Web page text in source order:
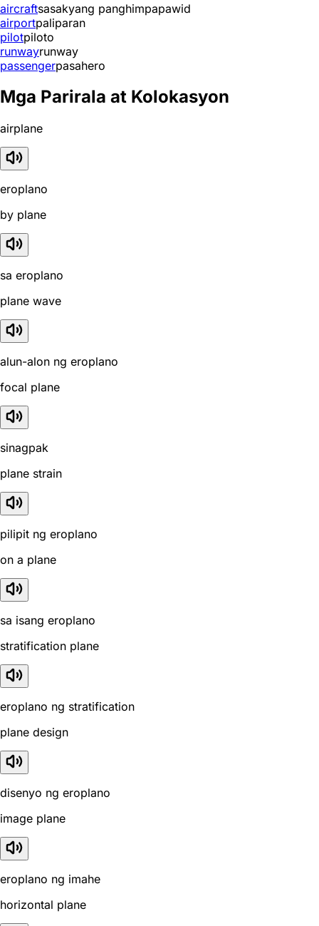
aircraftsasakyang panghimpapawid
airportpaliparan
pilotpiloto
runwayrunway
passengerpasahero
Mga Parirala at Kolokasyon
airplane
eroplano
by plane
sa eroplano
plane wave
alun-alon ng eroplano
focal plane
sinagpak
plane strain
pilipit ng eroplano
on a plane
sa isang eroplano
stratification plane
eroplano ng stratification
plane design
disenyo ng eroplano
image plane
eroplano ng imahe
horizontal plane